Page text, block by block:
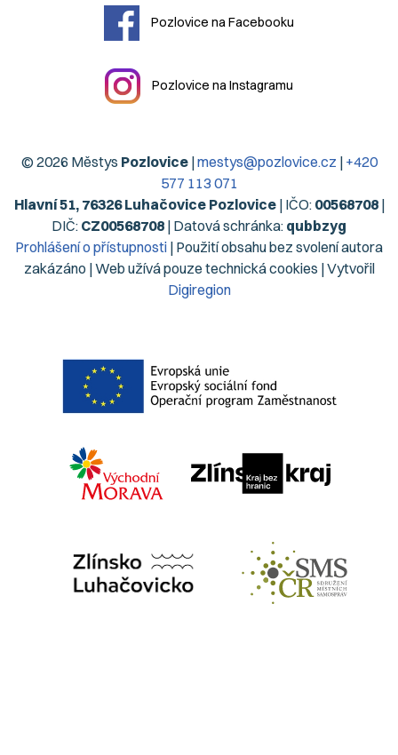
Pozlovice na Facebooku
Pozlovice na Instagramu
© 2026 Městys Pozlovice|mestys@pozlovice.cz | +420
577 113 071
Hlavní 51, 76326 Luhačovice Pozlovice| IČO: 00568708|
DIČ: CZ00568708 | Datová schránka: qubbzyg
Prohlášení o přístupnosti | Použití obsahu bez svolení autora
zakázáno | Web užívá pouze technická cookies | Vytvořil
Digiregion